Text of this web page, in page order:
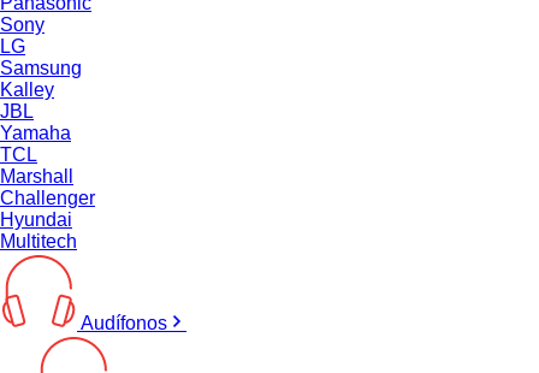
Sony
LG
Samsung
Kalley
JBL
Yamaha
TCL
Marshall
Challenger
Hyundai
Multitech
Audífonos